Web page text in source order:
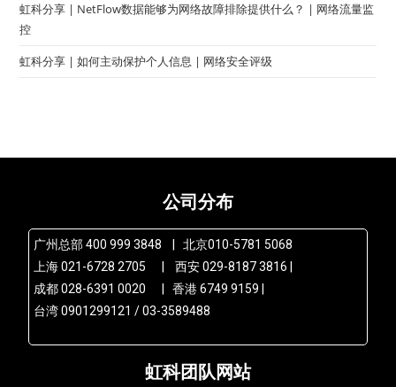
虹科分享 | NetFlow数据能够为网络故障排除提供什么？ | 网络流量监
控
虹科分享 | 如何主动保护个人信息 | 网络安全评级
公司分布
广州总部 400 999 3848 | 北京010-5781 5068
上海 021-6728 2705 | 西安 029-8187 3816 |
成都 028-6391 0020 | 香港 6749 9159 |
台湾 0901299121 / 03-3589488
虹科团队网站